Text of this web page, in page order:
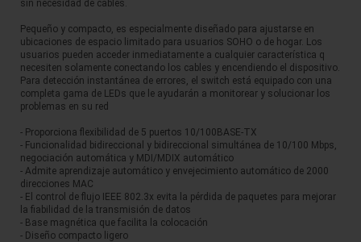
sin necesidad de cables.
Pequeño y compacto, es especialmente diseñado para ajustarse en
ubicaciones de espacio limitado para usuarios SOHO o de hogar. Los
usuarios pueden acceder inmediatamente a cualquier característica q
necesiten solamente conectando los cables y encendiendo el dispositivo.
Para detección instantánea de errores, el switch está equipado con una
completa gama de LEDs que le ayudarán a monitorear y solucionar los
problemas en su red
- Proporciona flexibilidad de 5 puertos 10/100BASE-TX
- Funcionalidad bidireccional y bidireccional simultánea de 10/100 Mbps,
negociación automática y MDI/MDIX automático
- Admite aprendizaje automático y envejecimiento automático de 2000
direcciones MAC
- El control de flujo IEEE 802.3x evita la pérdida de paquetes para mejorar
la fiabilidad de la transmisión de datos
- Base magnética que facilita la colocación
- Diseño compacto ligero